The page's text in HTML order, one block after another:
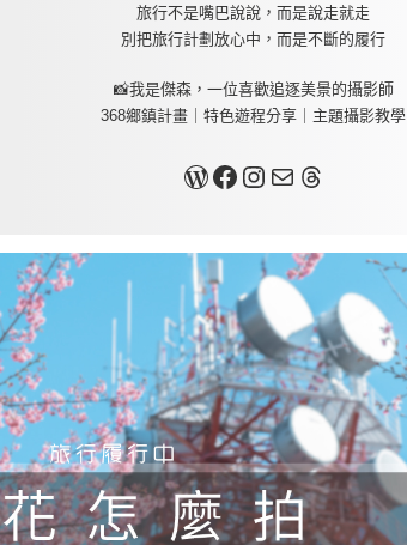
旅行不是嘴巴說說，而是說走就走
別把旅行計劃放心中，而是不斷的履行
📸我是傑森，一位喜歡追逐美景的攝影師
368鄉鎮計畫｜特色遊程分享｜主題攝影教學
關於我Facebook InstagramMail Threads